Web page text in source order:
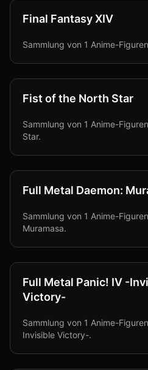
Final Fantasy XIV
Sammlung von 1 Anime-
Fist of the North Star
Sammlung von 1 Anime-
Star.
Full Metal Daemon:
Sammlung von 1 Anime-
Muramasa.
Full Metal Panic! IV -
Victory-
Sammlung von 1 Anime-
Invisible Victory-.